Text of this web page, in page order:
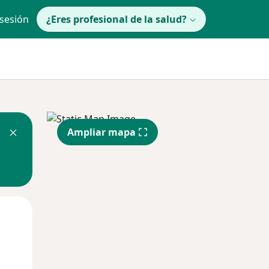
¿Eres profesional de la salud?
Ampliar mapa